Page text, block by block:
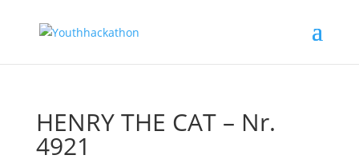
HENRY THE CAT – Nr.
4921